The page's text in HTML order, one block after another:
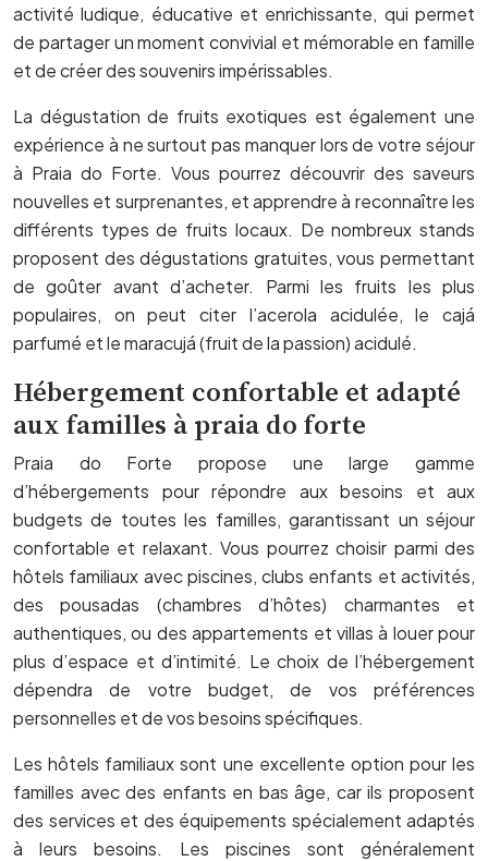
activité ludique, éducative et enrichissante, qui permet
de partager un moment convivial et mémorable en famille
et de créer des souvenirs impérissables.
La dégustation de fruits exotiques est également une
expérience à ne surtout pas manquer lors de votre séjour
à Praia do Forte. Vous pourrez découvrir des saveurs
nouvelles et surprenantes, et apprendre à reconnaître les
différents types de fruits locaux. De nombreux stands
proposent des dégustations gratuites, vous permettant
de goûter avant d’acheter. Parmi les fruits les plus
populaires, on peut citer l’acerola acidulée, le cajá
parfumé et le maracujá (fruit de la passion) acidulé.
Hébergement confortable et adapté
aux familles à praia do forte
Praia do Forte propose une large gamme
d’hébergements pour répondre aux besoins et aux
budgets de toutes les familles, garantissant un séjour
confortable et relaxant. Vous pourrez choisir parmi des
hôtels familiaux avec piscines, clubs enfants et activités,
des pousadas (chambres d’hôtes) charmantes et
authentiques, ou des appartements et villas à louer pour
plus d’espace et d’intimité. Le choix de l’hébergement
dépendra de votre budget, de vos préférences
personnelles et de vos besoins spécifiques.
Les hôtels familiaux sont une excellente option pour les
familles avec des enfants en bas âge, car ils proposent
des services et des équipements spécialement adaptés
à leurs besoins. Les piscines sont généralement